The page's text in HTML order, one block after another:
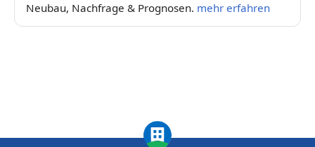
Neubau, Nachfrage & Prognosen. mehr erfahren